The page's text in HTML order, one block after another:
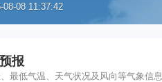
08-08 11:37:42
报
最低气温、天气状况及风向等气象信息